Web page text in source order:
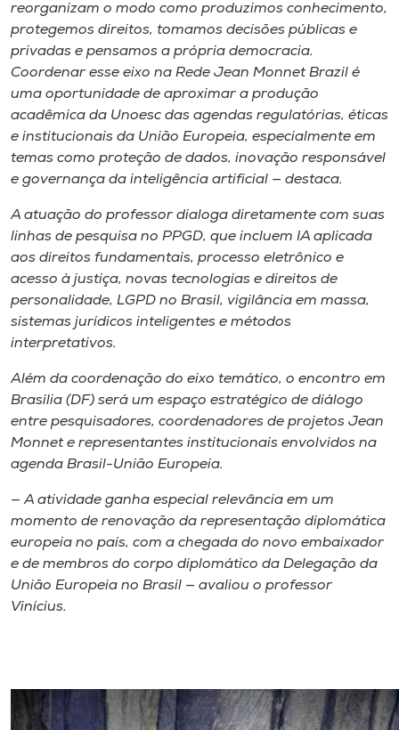
reorganizam o modo como produzimos conhecimento,
protegemos direitos, tomamos decisões públicas e
privadas e pensamos a própria democracia.
Coordenar esse eixo na Rede Jean Monnet Brazil é
uma oportunidade de aproximar a produção
acadêmica da Unoesc das agendas regulatórias, éticas
e institucionais da União Europeia, especialmente em
temas como proteção de dados, inovação responsável
e governança da inteligência artificial — destaca.
A atuação do professor dialoga diretamente com suas
linhas de pesquisa no PPGD, que incluem IA aplicada
aos direitos fundamentais, processo eletrônico e
acesso à justiça, novas tecnologias e direitos de
personalidade, LGPD no Brasil, vigilância em massa,
sistemas jurídicos inteligentes e métodos
interpretativos.
Além da coordenação do eixo temático, o encontro em
Brasília (DF) será um espaço estratégico de diálogo
entre pesquisadores, coordenadores de projetos Jean
Monnet e representantes institucionais envolvidos na
agenda Brasil-União Europeia.
— A atividade ganha especial relevância em um
momento de renovação da representação diplomática
europeia no país, com a chegada do novo embaixador
e de membros do corpo diplomático da Delegação da
União Europeia no Brasil — avaliou o professor
Vinícius.